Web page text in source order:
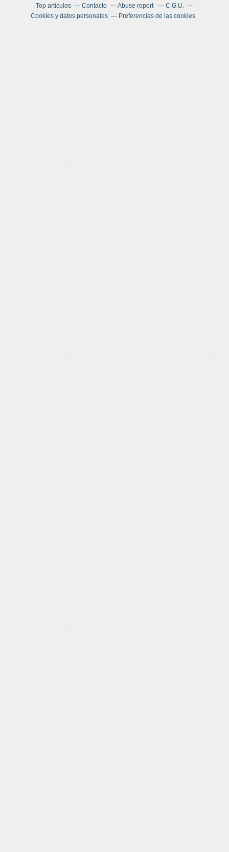
Top artículos Contacto Abuse report
C.G.U.
Cookies y datos personales
Preferencias de las cookies